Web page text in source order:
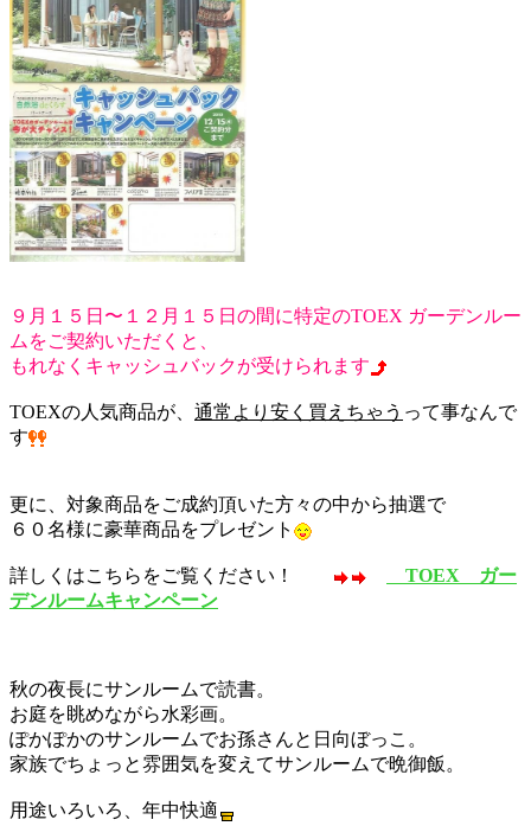
９月１５日〜１２月１５日の間に特定のTOEX ガーデンルー
ムをご契約いただくと、
もれなくキャッシュバックが受けられます
TOEXの人気商品が、 通常より安く買えちゃう って事なんで
す
更に、対象商品をご成約頂いた方々の中から抽選で
６０名様に豪華商品をプレゼント
詳しくはこちらをご覧ください！
TOEX ガー
デンルームキャンペーン
秋の夜長にサンルームで読書。
お庭を眺めながら水彩画。
ぽかぽかのサンルームでお孫さんと日向ぼっこ。
家族でちょっと雰囲気を変えてサンルームで晩御飯。
用途いろいろ、年中快適